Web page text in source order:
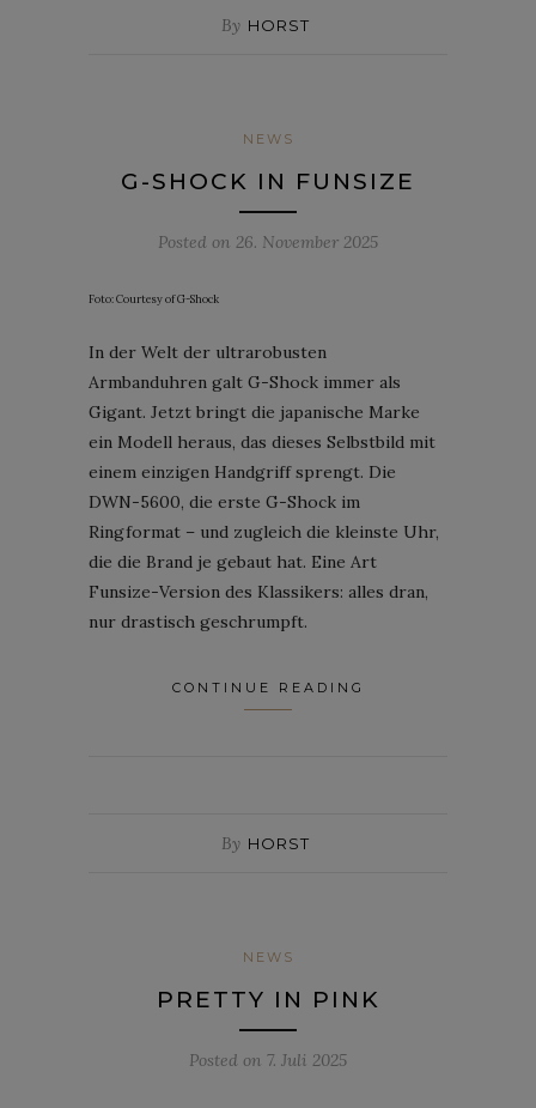
By HORST
NEWS
G-SHOCK IN FUNSIZE
Posted on 26. November 2025
Foto: Courtesy of G-Shock
In der Welt der ultrarobusten
Armbanduhren galt G-Shock immer als
Gigant. Jetzt bringt die japanische Marke
ein Modell heraus, das dieses Selbstbild mit
einem einzigen Handgriff sprengt. Die
DWN-5600, die erste G-Shock im
Ringformat – und zugleich die kleinste Uhr,
die die Brand je gebaut hat. Eine Art
Funsize-Version des Klassikers: alles dran,
nur drastisch geschrumpft.
CONTINUE READING
By HORST
NEWS
PRETTY IN PINK
Posted on 7. Juli 2025